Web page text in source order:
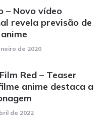
– Novo vídeo
revela previsão de
de 2020
Red – Teaser
anime destaca a
de 2022